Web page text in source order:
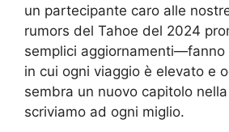
un partecipante caro alle
rumors del Tahoe del 2024
semplici
in cui ogni viaggio è elevato e
sembra un nuovo capitolo
scriviamo ad ogni miglio.